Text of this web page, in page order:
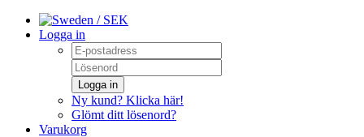
/ SEK
Logga in
Logga in
Ny kund? Klicka här!
Glömt ditt lösenord?
Varukorg